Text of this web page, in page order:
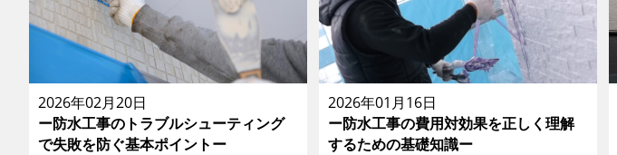
2026年02月20日
ー防水工事のトラブルシューティング
で失敗を防ぐ基本ポイントー
2026年01月16日
ー防水工事の費用対効果を正しく理解
するための基礎知識ー